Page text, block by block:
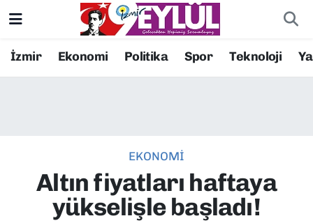
İzmir Ekonomi Politika Spor Teknoloji
EKONOMİ
Altın fiyatları haftaya
yükselişle başladı!
Resmi İlanlar
EKONOMİ
Konak Nöbetçi Eczaneler
Süper Lig Puan Durumu ve Fikstür
Tüm Manşetler